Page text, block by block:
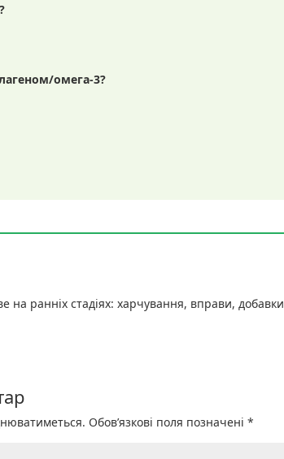
омега-3?
на ранніх стадіях: харчування, вправи,
Обов’язкові поля позначені*